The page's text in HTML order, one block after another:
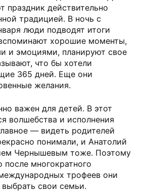
праздник действительно
традицией. В ночь с
люди подводят итоги
хорошие моменты,
и эмоциями, планируют свое
что бы хотели
365 дней. Еще они
желания.
важен для детей. В этот
волшебства и исполнения
— видеть родителей
понимали, и Анатолий
Чернышевым тоже. Поэтому
после многократного
трофеев они
свои семьи.